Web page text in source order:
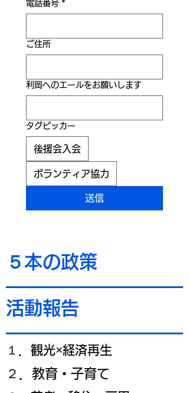
電話番号 *
ご住所
利岡へのエールをお願いします
タグピッカー
後援会入会
ボランティア協力
送信
​５本の政策
​活動報告
​１．観光×経済再生
​２．教育・子育て